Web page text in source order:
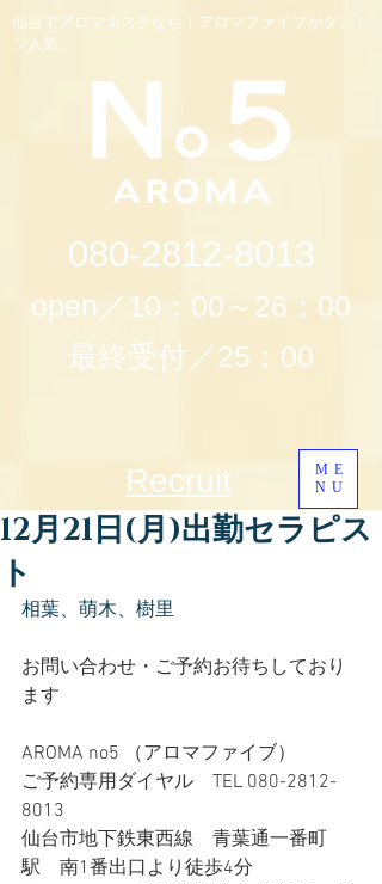
仙台でアロマエステなら！アロマファイブがダント
ツ人気。
080-2812-8013
open／10：00～26：00
最終受付／25：00
ME
NU
Recruit
12月21日(月)出勤セラピス
ト
相葉、萌木、樹里
お問い合わせ・ご予約お待ちしており
ます
AROMA no5 （アロマファイブ）
ご予約専用ダイヤル　TEL 080-2812-
8013
仙台市地下鉄東西線　青葉通一番町
駅　南1番出口より徒歩4分